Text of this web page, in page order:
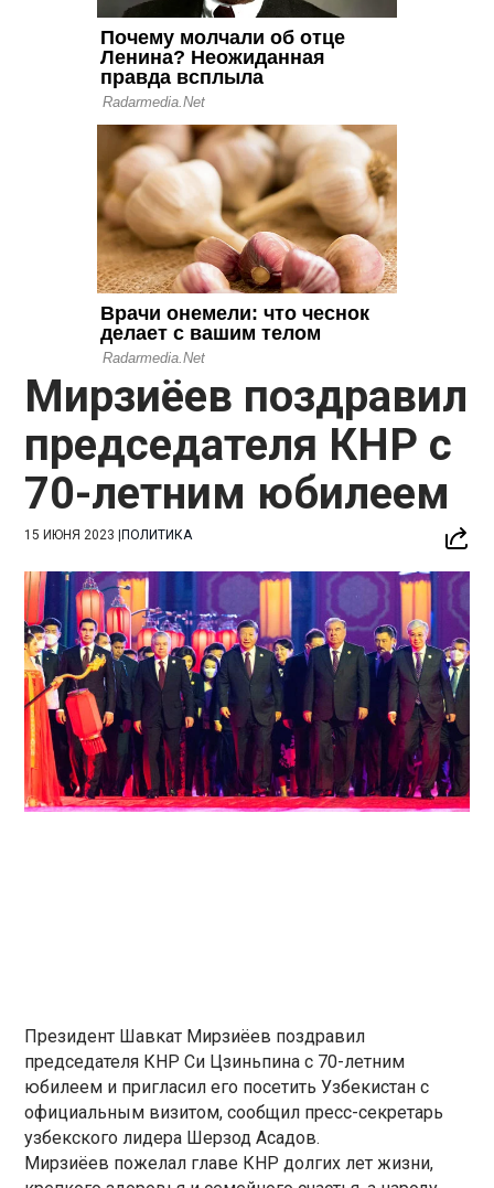
Мирзиёев поздравил
председателя КНР с
70-летним юбилеем
15 ИЮНЯ 2023 |ПОЛИТИКА
Президент Шавкат Мирзиёев поздравил
председателя КНР Си Цзиньпина с 70-летним
юбилеем и пригласил его посетить Узбекистан с
официальным визитом, сообщил пресс-секретарь
узбекского лидера Шерзод Асадов.
Мирзиёев пожелал главе КНР долгих лет жизни,